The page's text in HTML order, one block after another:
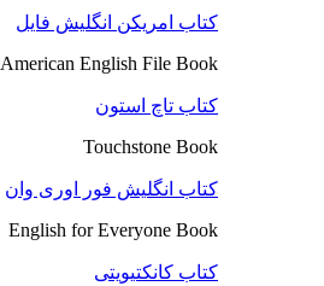
کتاب امریکن انگلیش فایل
American English File Book
کتاب تاچ استون
Touchstone Book
کتاب انگلیش فور اوری وان
English for Everyone Book
کتاب کانکتیویتی